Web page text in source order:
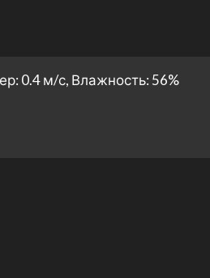
0.4 м/с, Влажность: 56%